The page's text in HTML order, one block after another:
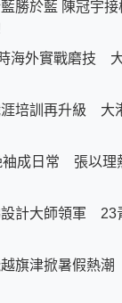
勝於藍 陳冠宇
海外實戰磨技
培訓再升級 大
袖成日常 張以理
計大師領軍 23
旗津掀暑假熱